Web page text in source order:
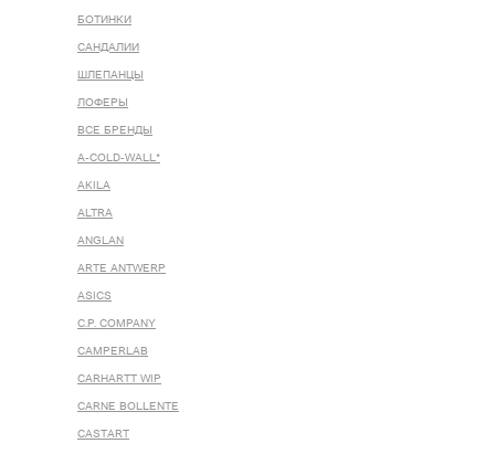
БОТИНКИ
САНДАЛИИ
ШЛЕПАНЦЫ
ЛОФЕРЫ
ВСЕ БРЕНДЫ
A-COLD-WALL*
AKILA
ALTRA
ANGLAN
ARTE ANTWERP
ASICS
C.P. COMPANY
CAMPERLAB
CARHARTT WIP
CARNE BOLLENTE
CASTART